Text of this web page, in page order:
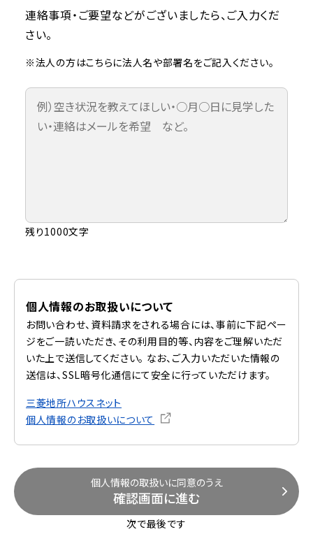
連絡事項・ご要望などがございましたら、ご入力くだ
さい。
※法人の方はこちらに法人名や部署名をご記入ください。
残り1000文字
個人情報のお取扱いについて
お問い合わせ、資料請求をされる場合には、事前に下記ペー
ジをご一読いただき、その利用目的等、内容をご理解いただ
いた上で送信してください。 なお、ご入力いただいた情報の
送信は、SSL暗号化通信にて安全に行っていただけます。
三菱地所ハウスネット
個人情報のお取扱いについて
個人情報の取扱いに同意のうえ
確認画面に進む
次で最後です